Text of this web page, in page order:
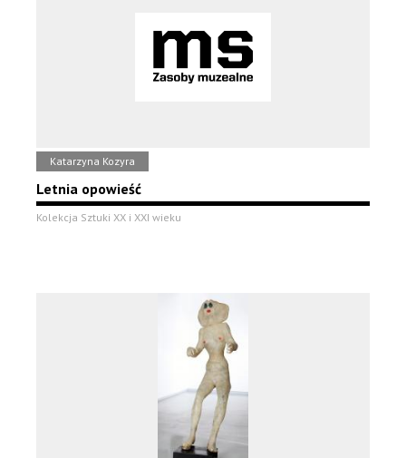
Katarzyna Kozyra
Letnia opowieść
Kolekcja Sztuki XX i XXI wieku